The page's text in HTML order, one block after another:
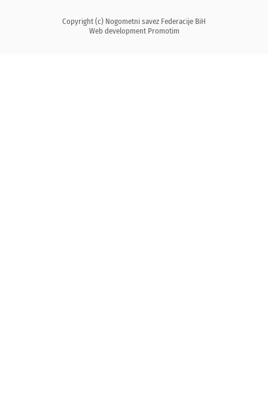
Copyright (c) Nogometni savez Federacije BiH
Web development Promotim